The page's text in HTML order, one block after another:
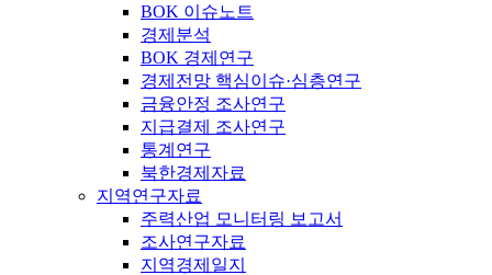
BOK 이슈노트
경제분석
BOK 경제연구
경제전망 핵심이슈·심층연구
금융안정 조사연구
지급결제 조사연구
통계연구
북한경제자료
지역연구자료
주력산업 모니터링 보고서
조사연구자료
지역경제일지